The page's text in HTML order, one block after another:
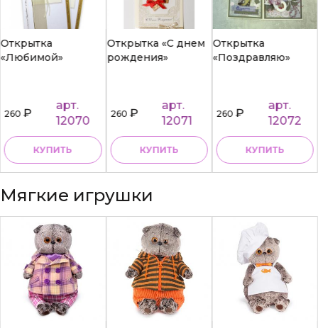
Открытка
«Любимой»
260₽
арт.
12070
КУПИТЬ
Открытка «С днем
рождения»
260₽
арт.
12071
КУПИТЬ
Открытка
«Поздравляю»
260₽
арт.
12072
КУПИТЬ
Мягкие игрушки